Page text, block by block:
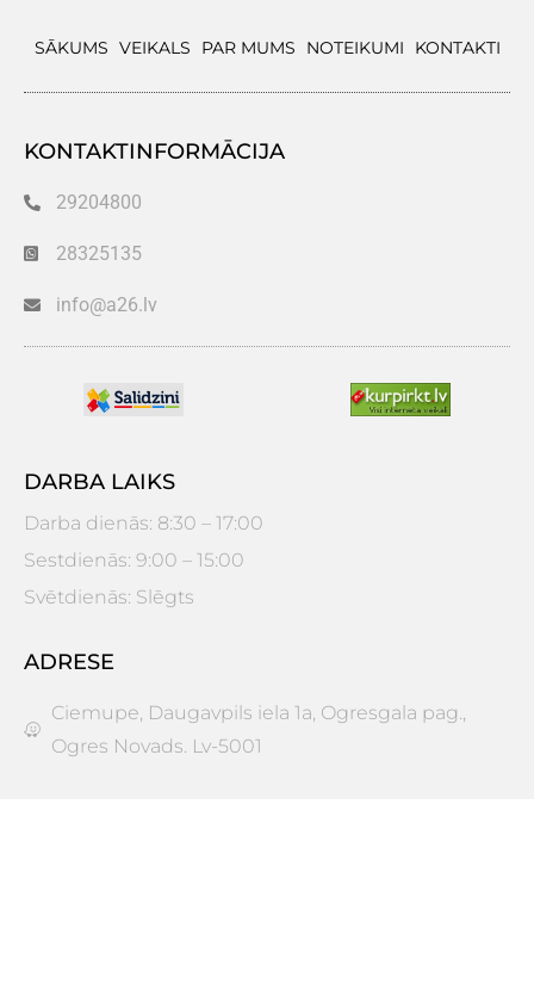
SĀKUMS VEIKALS PAR MUMS NOTEIKUMI KONTAKTI
KONTAKTINFORMĀCIJA
29204800
28325135
info@a26.lv
DARBA LAIKS
Darba dienās: 8:30 – 17:00
Sestdienās: 9:00 – 15:00
Svētdienās: Slēgts
ADRESE
Ciemupe, Daugavpils iela 1a, Ogresgala pag.,
Ogres Novads. Lv-5001